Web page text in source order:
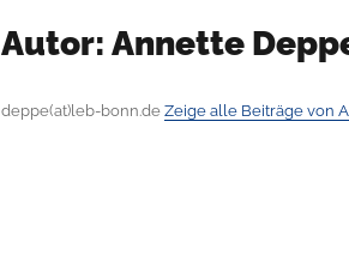
Autor: Annette
deppe(at)leb-bonn.deZeige alle Beiträge von